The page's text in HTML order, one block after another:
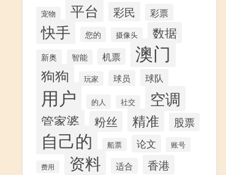
宠物 平台 彩民 彩票
快手 您的 摄像头 数据
新奥 智能 机票 澳门
狗狗 玩家 球员 球队
用户 的人 社交 空调
管家婆 粉丝 精准 股票
自己的 船票 论文 账号
费用 资料 适合 香港